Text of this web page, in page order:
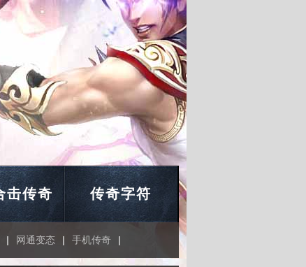
击传奇 传奇字符
| 网通变态 | 手机传奇 |